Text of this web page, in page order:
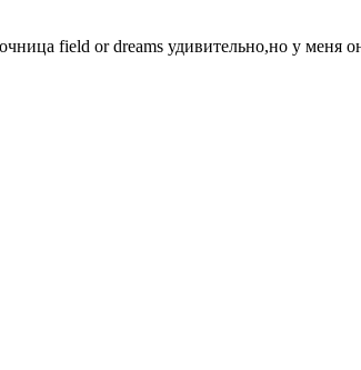
field or dreams удивительно,но у меня